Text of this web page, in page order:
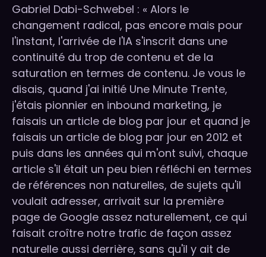
Gabriel Dabi-Schwebel : « Alors le
changement radical, pas encore mais pour
l'instant, l'arrivée de l'IA s'inscrit dans une
continuité du trop de contenu et de la
saturation en termes de contenu. Je vous le
disais, quand j'ai initié Une Minute Trente,
j'étais pionnier en inbound marketing, je
faisais un article de blog par jour et quand je
faisais un article de blog par jour en 2012 et
puis dans les années qui m'ont suivi, chaque
article s'il était un peu bien réfléchi en termes
de références non naturelles, de sujets qu'il
voulait adresser, arrivait sur la première
page de Google assez naturellement, ce qui
faisait croître notre trafic de façon assez
naturelle aussi derrière, sans qu'il y ait de